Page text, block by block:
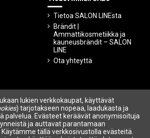
Tietoa SALON LINEsta
Brändit |
Ammattikosmetiikka ja
kauneusbrändit – SALON
LINE
Ota yhteyttä
palautus
lukien verkkokaupat, käyttävät
) tarjotakseen nopeaa, laadukasta ja
palvelua. Evästeet keräävät anonymisoituja
ja auttavat parantamaan
tällä verkkosivustolla evästeitä.